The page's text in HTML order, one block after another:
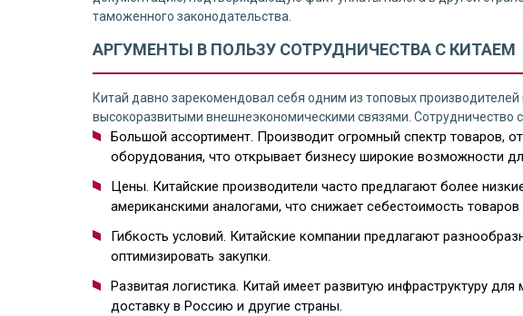
таможенного законодательства.
АРГУМЕНТЫ В ПОЛЬЗУ СОТРУДНИЧЕСТВА С КИТАЕМ
Китай давно зарекомендовал себя одним из топовых
высокоразвитыми внешнеэкономическими связями. Сотрудничество
Большой ассортимент. Производит огромный спектр товаров,
оборудования, что открывает бизнесу широкие возможности
Цены. Китайские производители часто предлагают более
американскими аналогами, что снижает себестоимость
Гибкость условий. Китайские компании предлагают
оптимизировать закупки.
Развитая логистика. Китай имеет развитую инфраструктуру
доставку в Россию и другие страны.